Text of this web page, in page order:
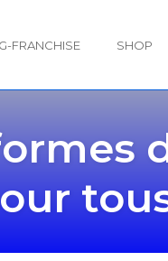
FRANCHISE SHOP